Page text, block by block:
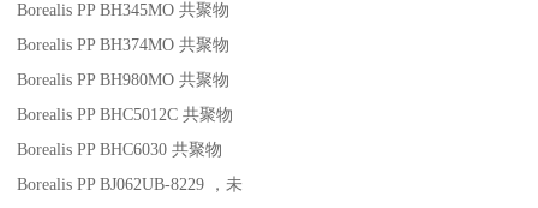
Borealis PP BH345MO 共聚物
Borealis PP BH374MO 共聚物
Borealis PP BH980MO 共聚物
Borealis PP BHC5012C 共聚物
Borealis PP BHC6030 共聚物
Borealis PP BJ062UB-8229
，未